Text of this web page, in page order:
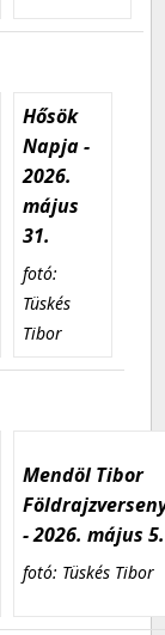
Hősök
Napja -
2026.
május
31.
fotó:
Tüskés
Tibor
Mendöl Tibor
- 2026. május 5.
fotó: Tüskés Tibor